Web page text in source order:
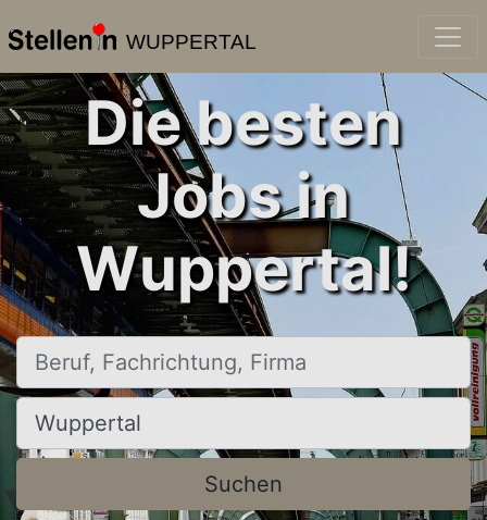
WUPPERTAL
Die besten
Jobs in
Wuppertal!
Beruf, Fachrichtung, Firma
Ort, Stadt
Suchen